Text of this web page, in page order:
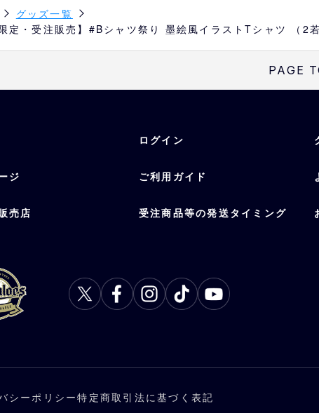
グッズ一覧
限定・受注販売】#Bシャツ祭り 墨絵風イラストTシャツ （
PAGE
ログイン
ジ ご利用ガイド
売店 受注商品等の発送タイミング
シーポリシー特定商取引法に基づく表記